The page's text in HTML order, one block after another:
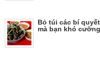
Bỏ túi các bí
mà bạn khó cưỡng